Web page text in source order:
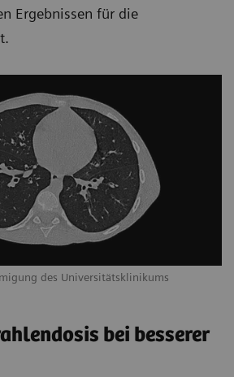
Ergebnissen für die
des Universitätsklinikums
bei besserer